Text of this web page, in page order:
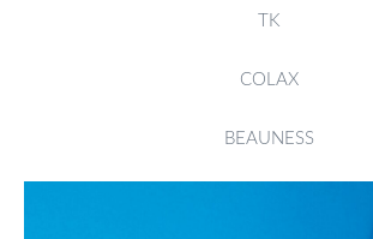
TK
COLAX
BEAUNESS